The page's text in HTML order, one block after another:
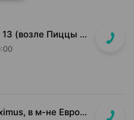
ул. Маяковского, д. 10, пом. 13 (возле Пиццы Мании)
ул. Есенина, д. 76-1 (ТЦ Maximus, в м-не Евроопт Super)